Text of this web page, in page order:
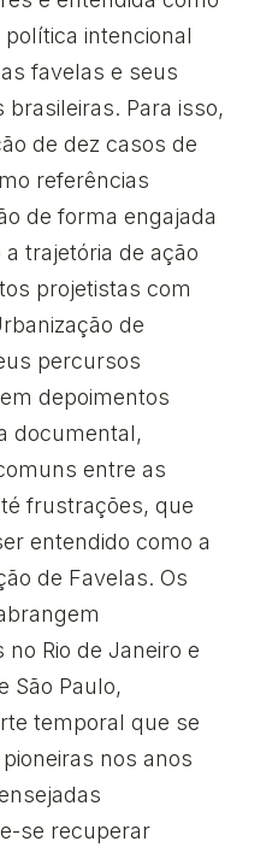
intencional
favelas e seus
Para isso,
de dez casos de
referências
de forma engajada
trajetória de ação
projetistas com
de
percursos
depoimentos
documental,
entre as
frustrações, que
entendido como a
de Favelas. Os
Rio de Janeiro e
São Paulo,
temporal que se
nos anos
se recuperar